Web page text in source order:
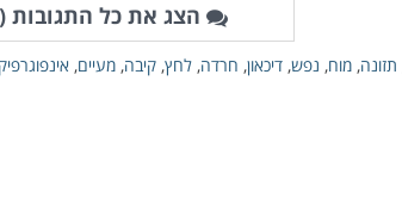
הצג את כל התגובות (
תזונה, מוח, נפש, דיכאון, חרדה, לחץ, קיבה, מעיים,